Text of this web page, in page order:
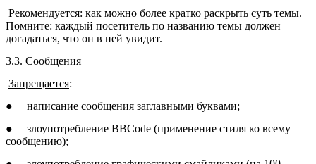
Рекомендуется: как можно более кратко раскрыть суть темы.
Помните: каждый посетитель по названию темы должен
догадаться, что он в ней увидит.
3.3. Сообщения
Запрещается:
●
написание сообщения заглавными буквами;
●
злоупотребление BBCode (применение стиля ко всему
сообщению);